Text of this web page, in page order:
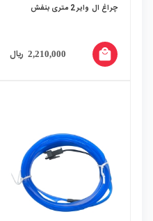
چراغ ال وایر 2 متری بنفش
2,210,000 ریال local_mall